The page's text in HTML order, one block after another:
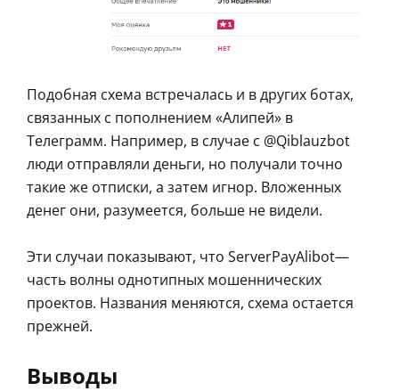
Подобная схема встречалась и в других ботах,
связанных с пополнением «Алипей» в
Телеграмм. Например, в случае с @Qiblauzbot
люди отправляли деньги, но получали точно
такие же отписки, а затем игнор. Вложенных
денег они, разумеется, больше не видели.
Эти случаи показывают, что ServerPayAlibot—
часть волны однотипных мошеннических
проектов. Названия меняются, схема остается
прежней.
Выводы